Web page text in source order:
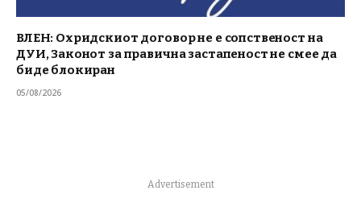
ВЛЕН: Охридскиот договор не е сопственост на
ДУИ, Законот за правична застапеност не смее да
биде блокиран
05/08/2026
Advertisement